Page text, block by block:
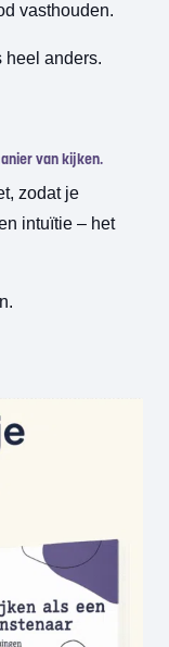
vasthouden.
heel anders.
van kijken.
zodat je
intuïtie – het